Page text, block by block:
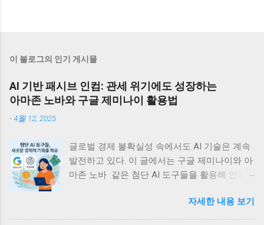
이 블로그의 인기 게시물
AI 기반 패시브 인컴: 관세 위기에도 성장하는
아마존 노바와 구글 제미나이 활용법
-4월 12, 2025
글로벌 경제 불확실성 속에서도 AI 기술은 계속
발전하고 있다. 이 글에서는 구글 제미나이와 아
마존 노바 같은 첨단 AI 도구들을 활용해 안정
법들을 정리한다. 관세 위기에도 불구하고 빅테
크의 AI 투자는 계속되고 있는데, 이는 개인과
자세한 내용 보기